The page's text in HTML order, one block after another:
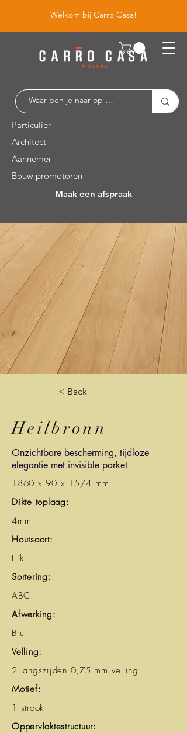
Welkom bij Carro Casa!
Particulier
Architect
Aannemer
Bouw promotoren
Maak een afspraak
Leuvensesteenweg 526 / 1930 Zaventem
< Back
Heilbronn
Onzichtbare bescherming, tijdloze
elegantie met invisible parket
1860 x 90 x 15/4 mm
Dikte toplaag:
4mm
Houtsoort:
Eik
Sortering:
ABC
Afwerking:
Brut
Velling:
2 langszijden 0,75 mm velling
Motief:
1 strook
Oppervlaktestructuur: